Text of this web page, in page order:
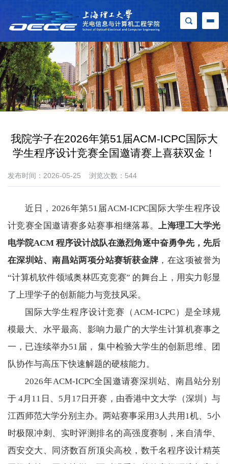
我院学子在2026年第51届ACM-ICPC国际大
学生程序设计竞赛全国邀请赛上喜获双金！
发布时间：2026-05-25 浏览次数： 544
近日，2026年第51届ACM-ICPC国际大学生程序设
计竞赛全国邀请赛多站赛事相继落幕。上海理工大学光
电学院ACM 程序设计战队在激烈角逐中奋勇争先，先后
在深圳站、南昌站两项分站赛斩获金牌 ，在这项被誉为
“计算机软件领域奥林匹克竞赛” 的舞台上，用实力彰显
了上理学子的创新能力与竞技风采。
国际大学生程序设计竞赛（ACM-ICPC）是全球规
模最大、水平最高、影响力最广的大学生计算机赛事之
一，已连续举办51届， 集中检验大学生的创新思维、团
队协作与高压下快速解题的硬核能力。
2026年ACM-ICPC全国邀请赛深圳站、南昌站分别
于 4月11日、5月17日开赛，由香港中文大学（深圳）与
江西师范大学分别主办。两站赛事采用3人共用1机、5小
时极限冲刺、实时评测排名的高强度赛制，来自清华、
西安交大、同济数百所顶尖高校，数千名程序设计精英